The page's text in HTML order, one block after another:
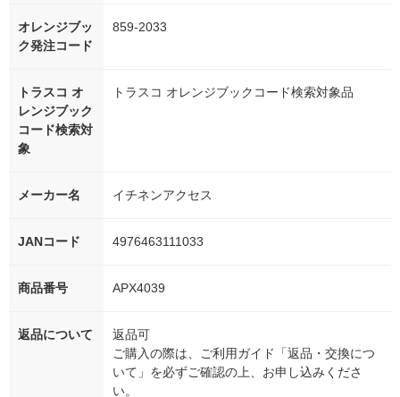
オレンジブッ
ク発注コード
859-2033
トラスコ オ
レンジブック
コード検索対
象
トラスコ オレンジブックコード検索対象品
メーカー名 イチネンアクセス
JANコード 4976463111033
商品番号 APX4039
返品について
返品可
ご購入の際は、ご利用ガイド「返品・交換につ
いて」を必ずご確認の上、お申し込みくださ
い。